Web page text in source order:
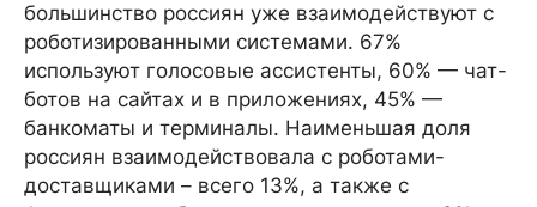
большинство россиян уже взаимодействуют с
роботизированными системами. 67%
используют голосовые ассистенты, 60% — чат-
ботов на сайтах и в приложениях, 45% —
банкоматы и терминалы. Наименьшая доля
россиян взаимодействовала с роботами-
доставщиками – всего 13%, а также с